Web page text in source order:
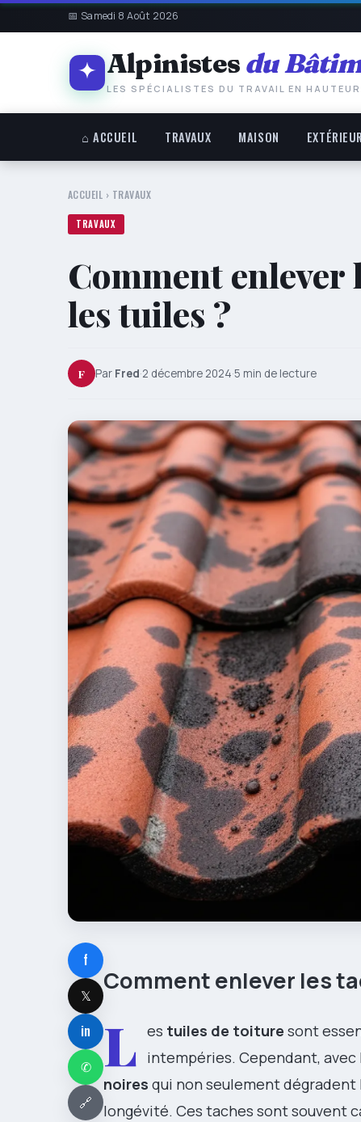
📅 Samedi 8 Août 2026
Alpinistes du
LES SPÉCIALISTES DU TRAVAIL EN HAUTEUR
⌂ ACCUEIL TRAVAUX MAISON EXTÉRIEUR
ACCUEIL › TRAVAUX
TRAVAUX
Comment enlever
les tuiles ?
F Par Fred·2 décembre 2024·5 min de lecture
f
𝕏
in
✆
🔗
Comment enlever les
L es tuiles de toiture sont
intempéries. Cependant,
noires qui non seulement
longévité. Ces taches sont souvent